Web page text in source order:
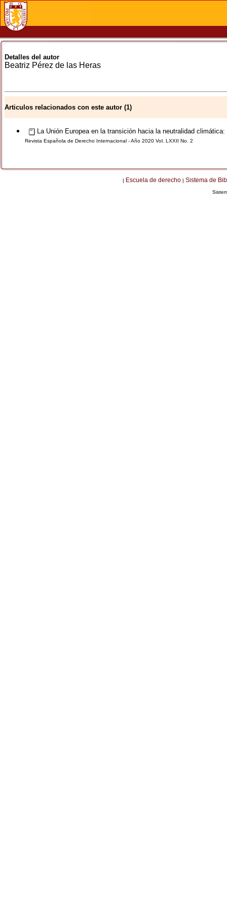
Detalles del autor
Beatriz Pérez de las Heras
Articulos relacionados con este autor (1)
La Unión Europea en la transición hacia la neutralidad
Revista Española de Derecho Internacional - Año 2020 Vol. LXXII No. 2
| Escuela de derecho | Sistema de